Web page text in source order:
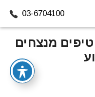
03-6704100
טיפים מנצחים